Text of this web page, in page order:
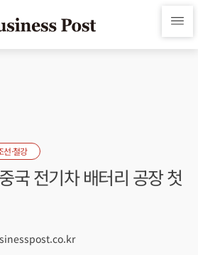
선·철강
국 전기차 배터리 공장 첫